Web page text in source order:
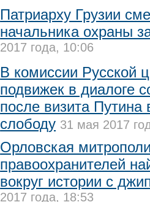
Патриарху Грузии
начальника охраны
2017 года, 10:06
В комиссии Русской
подвижек в диалоге
после визита Путина
слободу 31 мая 2017
Орловская
правоохранителей
вокруг истории с
2017 года, 18:53